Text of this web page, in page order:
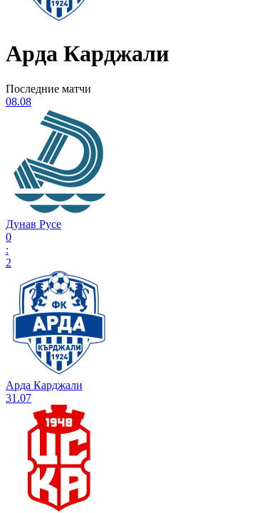
Арда Карджали
Последние матчи
08.08
Дунав Русе
0
:
2
Арда Карджали
31.07